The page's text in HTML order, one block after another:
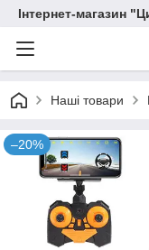
Інтернет-магазин
Наші товари
–20%